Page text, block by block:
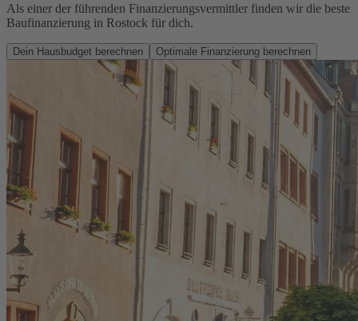
Als einer der führenden Finanzierungsvermittler finden wir die beste
Baufinanzierung in Rostock für dich.
Dein Hausbudget berechnen Optimale Finanzierung berechnen